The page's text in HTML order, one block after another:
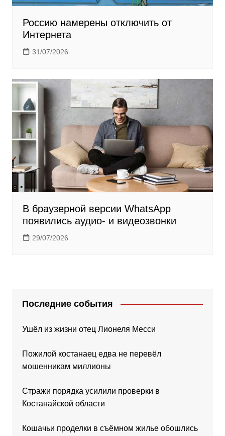
Россию намерены отключить от
Интернета
31/07/2026
В браузерной версии WhatsApp
появились аудио- и видеозвонки
29/07/2026
Последние события
Ушёл из жизни отец Лионеля Месси
Пожилой костанаец едва не перевёл
мошенникам миллионы
Стражи порядка усилили проверки в
Костанайской области
Кошачьи проделки в съёмном жилье обошлись